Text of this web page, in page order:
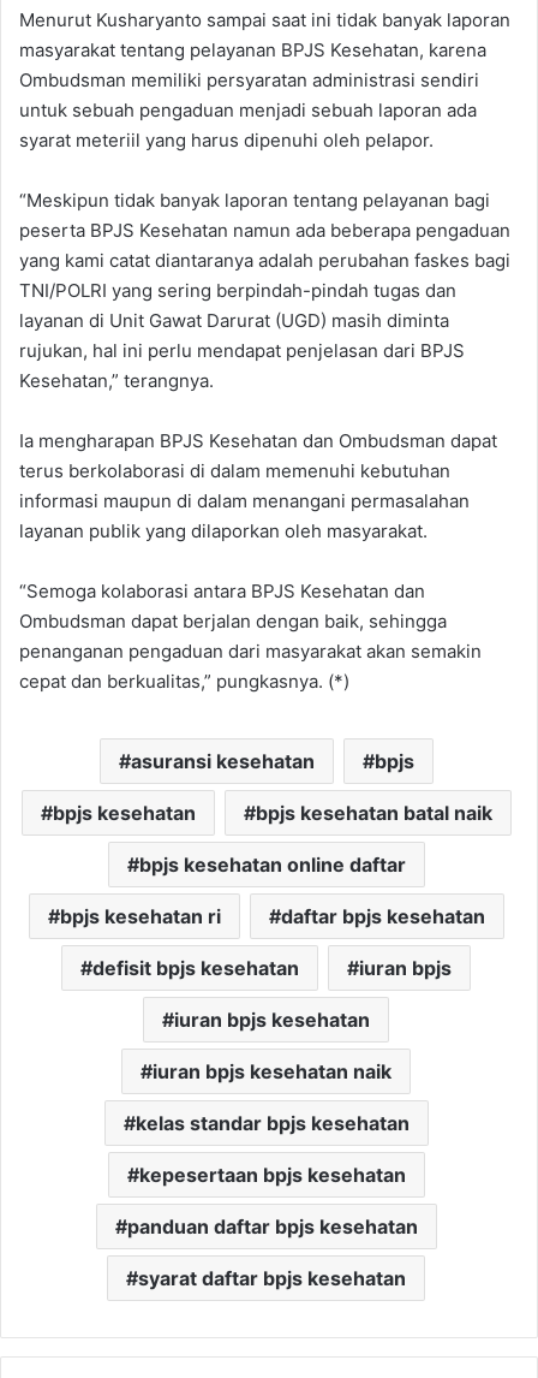
Menurut Kusharyanto sampai saat ini tidak banyak laporan
masyarakat tentang pelayanan BPJS Kesehatan, karena
Ombudsman memiliki persyaratan administrasi sendiri
untuk sebuah pengaduan menjadi sebuah laporan ada
syarat meteriil yang harus dipenuhi oleh pelapor.
“Meskipun tidak banyak laporan tentang pelayanan bagi
peserta BPJS Kesehatan namun ada beberapa pengaduan
yang kami catat diantaranya adalah perubahan faskes bagi
TNI/POLRI yang sering berpindah-pindah tugas dan
layanan di Unit Gawat Darurat (UGD) masih diminta
rujukan, hal ini perlu mendapat penjelasan dari BPJS
Kesehatan,” terangnya.
Ia mengharapan BPJS Kesehatan dan Ombudsman dapat
terus berkolaborasi di dalam memenuhi kebutuhan
informasi maupun di dalam menangani permasalahan
layanan publik yang dilaporkan oleh masyarakat.
“Semoga kolaborasi antara BPJS Kesehatan dan
Ombudsman dapat berjalan dengan baik, sehingga
penanganan pengaduan dari masyarakat akan semakin
cepat dan berkualitas,” pungkasnya. (*)
asuransi kesehatan bpjs
bpjs kesehatan bpjs kesehatan batal naik
bpjs kesehatan online daftar
bpjs kesehatan ri daftar bpjs kesehatan
defisit bpjs kesehatan iuran bpjs
iuran bpjs kesehatan
iuran bpjs kesehatan naik
kelas standar bpjs kesehatan
kepesertaan bpjs kesehatan
panduan daftar bpjs kesehatan
syarat daftar bpjs kesehatan